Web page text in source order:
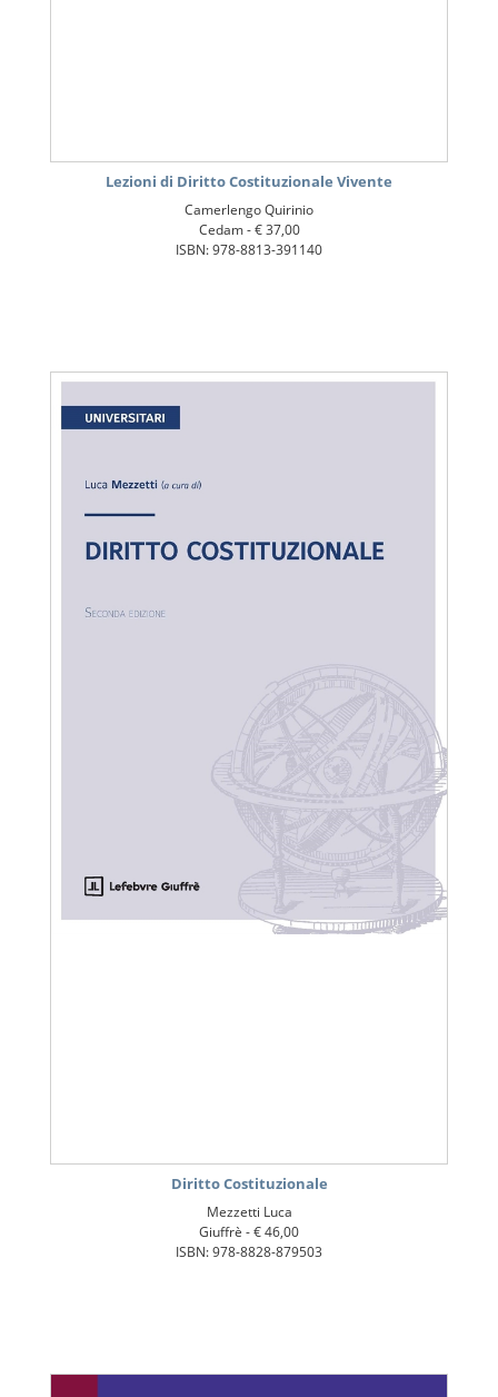
Lezioni di Diritto Costituzionale Vivente
Camerlengo Quirinio
Cedam -€ 37,00
ISBN: 978-8813-391140
Diritto Costituzionale
Mezzetti Luca
Giuffrè -€ 46,00
ISBN: 978-8828-879503